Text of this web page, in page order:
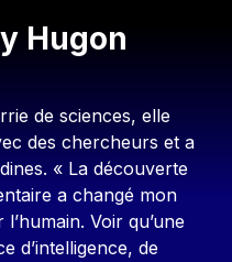
Hugon
de sciences, elle
des chercheurs et a
« La découverte
a changé mon
Voir qu’une
d’intelligence, de